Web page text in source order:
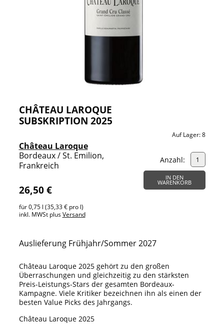
CHÂTEAU LAROQUE
SUBSKRIPTION 2025
Château Laroque
Bordeaux / St. Emilion,
Frankreich
26,50 €
für 0,75 l (35,33 € pro l)
inkl. MWSt plusVersand
Auf Lager:8
Anzahl:
IN DEN
WARENKORB
Auslieferung Frühjahr/Sommer 2027
Château Laroque 2025 gehört zu den großen
Überraschungen und gleichzeitig zu den stärksten
Preis-Leistungs-Stars der gesamten Bordeaux-
Kampagne. Viele Kritiker bezeichnen ihn als einen der
besten Value Picks des Jahrgangs.
Château Laroque 2025